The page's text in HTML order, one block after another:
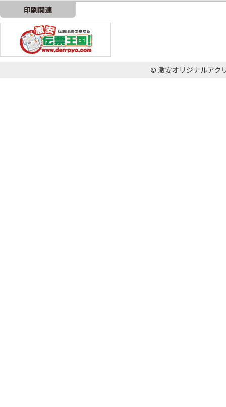
印刷関連
© 激安オリジナルアク